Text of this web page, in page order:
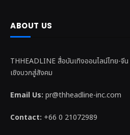
ABOUT US
THHEADLINE สื่อบันเทิงออนไลน์ไทย-จี
เชิงบวกสู่สังคม
Email Us: pr@thheadline-inc.com
Contact: +66 0 21072989